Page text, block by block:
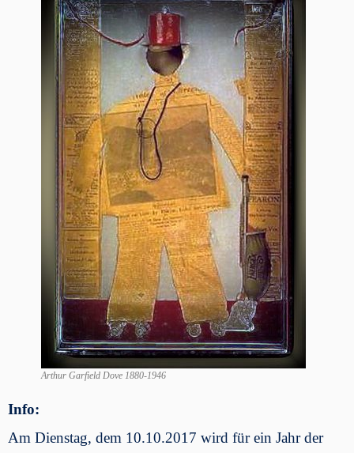
Arthur Garfield Dove 1880-1946
Info:
Am Dienstag, dem 10.10.2017 wird für ein Jahr der